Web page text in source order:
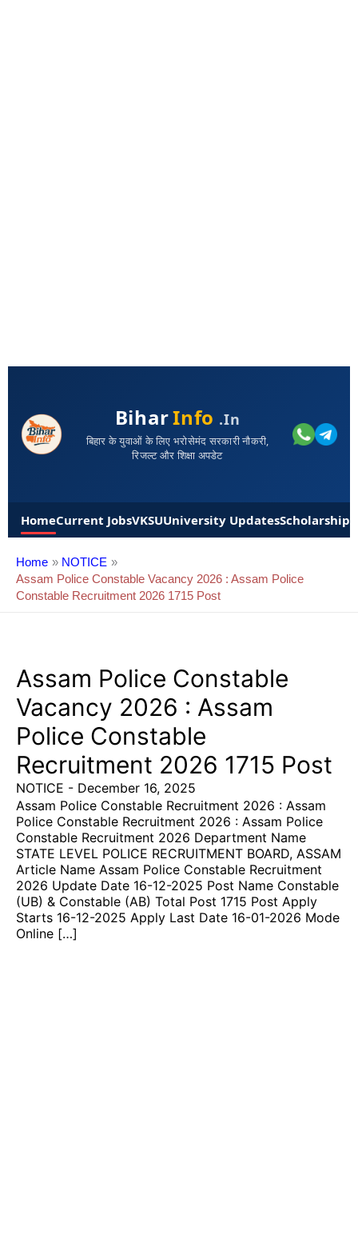
BiharInfo .in
बिहार के युवाओं के लिए भरोसेमंद सरकारी नौकरी,
रिजल्ट और शिक्षा अपडेट
HomeCurrent JobsVKSUUniversity UpdatesScholarships
Home
NOTICE
Assam Police Constable Vacancy 2026 : Assam Police
Constable Recruitment 2026 1715 Post
Assam Police Constable
Vacancy 2026 : Assam
Police Constable
Recruitment 2026 1715 Post
NOTICE - December 16, 2025
Assam Police Constable Recruitment 2026 : Assam
Police Constable Recruitment 2026 : Assam Police
Constable Recruitment 2026 Department Name
STATE LEVEL POLICE RECRUITMENT BOARD, ASSAM
Article Name Assam Police Constable Recruitment
2026 Update Date 16-12-2025 Post Name Constable
(UB) & Constable (AB) Total Post 1715 Post Apply
Starts 16-12-2025 Apply Last Date 16-01-2026 Mode
Online […]